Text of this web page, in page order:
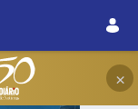
×